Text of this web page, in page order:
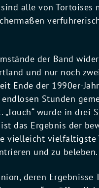
alle von Tortoises
der Band
und nur noch
Ende der 1990er-
Stunden
wurde in drei
das Ergebnis der
vielleicht
und zu beleben.
deren Ergebnisse